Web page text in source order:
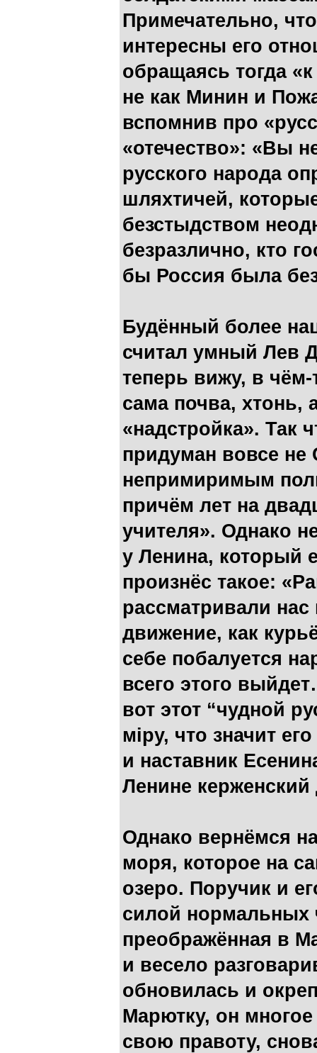
Примечательно,
интересны его
обращаясь тогда
не как Минин и
вспомнив про
«отечество»: «Вы
русского народа
шляхтичей,
безстыдством
безразлично, кто
бы Россия была
Будённый более
считал умный Лев
теперь вижу, в
сама почва, хтонь,
«надстройка». Так
придуман вовсе не
непримиримым
причём лет на
учителя». Однако
у Ленина, который
произнёс такое:
рассматривали
движение, как
себе побалуется
всего этого
вот этот “чудной
мiру, что значит
и наставник
Ленине
Однако вернёмся
моря, которое на
озеро. Поручик и
силой нормальных
преображённая в
и весело
обновилась и
Марютку, он
свою правоту,